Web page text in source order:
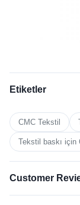
Etiketler
CMC Tekstil
Tekstil baskı için
Customer